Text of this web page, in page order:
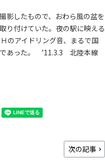
影したもので、おわら風の盆を
り付けていた。夜の駅に映える
のアイドリング音、まるで国
であった。 ’11.3.3 北陸本線
次の記事